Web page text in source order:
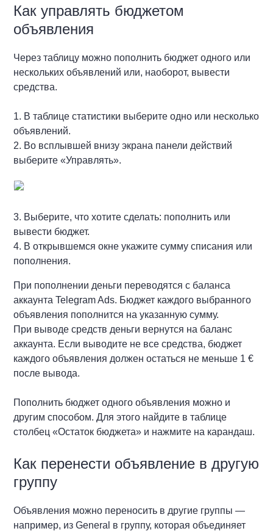
Как управлять бюджетом
объявления
Через таблицу можно пополнить бюджет одного или
нескольких объявлений или, наоборот, вывести
средства.
1. В таблице статистики выберите одно или несколько
объявлений.
2. Во всплывшей внизу экрана панели действий
выберите «Управлять».
3. Выберите, что хотите сделать: пополнить или
вывести бюджет.
4. В открывшемся окне укажите сумму списания или
пополнения.
При пополнении деньги переводятся с баланса
аккаунта Telegram Ads. Бюджет каждого выбранного
объявления пополнится на указанную сумму.
При выводе средств деньги вернутся на баланс
аккаунта. Если выводите не все средства, бюджет
каждого объявления должен остаться не меньше 1 €
после вывода.
Пополнить бюджет одного объявления можно и
другим способом. Для этого найдите в таблице
столбец «Остаток бюджета» и нажмите на карандаш.
Как перенести объявление в другую
группу
Объявления можно переносить в другие группы —
например, из General в группу, которая объединяет